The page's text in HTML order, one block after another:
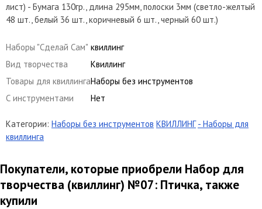
лист) - Бумага 130гр., длина 295мм, полоски 3мм (светло-желтый
48 шт., белый 36 шт., коричневый 6 шт., черный 60 шт.)
Наборы "Сделай Сам" квиллинг
Вид творчества
Квиллинг
Товары для квиллингаНаборы без инструментов
С инструментами
Нет
Категории: Наборы без инструментов КВИЛЛИНГ - Наборы для
квиллинга
Покупатели, которые приобрели Набор для
творчества (квиллинг) №07: Птичка, также
купили